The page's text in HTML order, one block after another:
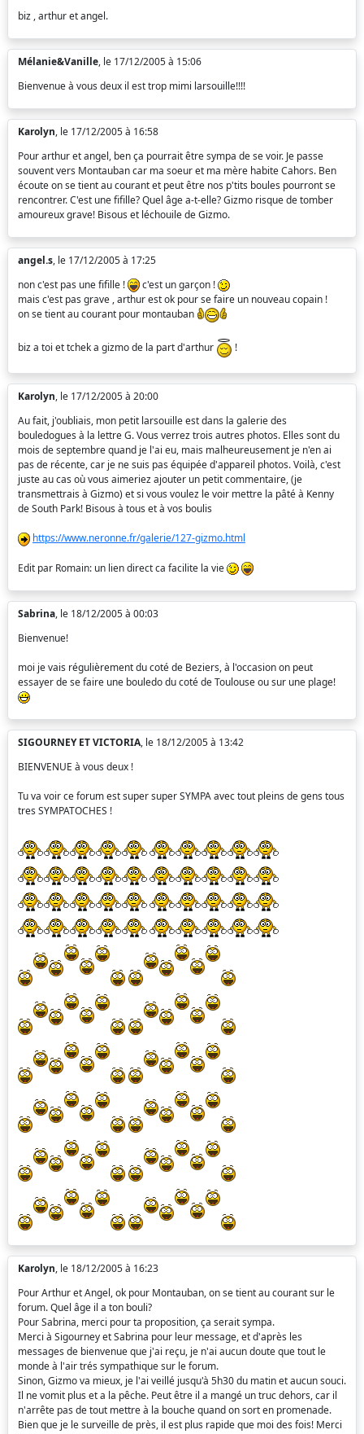
biz , arthur et angel.
Mélanie&Vanille, le 17/12/2005 à 15:06
Bienvenue à vous deux il est trop mimi larsouille!!!!
Karolyn, le 17/12/2005 à 16:58
Pour arthur et angel, ben ça pourrait être sympa de se voir. Je passe
souvent vers Montauban car ma soeur et ma mère habite Cahors. Ben
écoute on se tient au courant et peut être nos p'tits boules pourront se
rencontrer. C'est une fifille? Quel âge a-t-elle? Gizmo risque de tomber
amoureux grave! Bisous et léchouile de Gizmo.
angel.s, le 17/12/2005 à 17:25
non c'est pas une fifille !
c'est un garçon !
mais c'est pas grave , arthur est ok pour se faire un nouveau copain !
on se tient au courant pour montauban
biz a toi et tchek a gizmo de la part d'arthur !
Karolyn, le 17/12/2005 à 20:00
Au fait, j'oubliais, mon petit larsouille est dans la galerie des
bouledogues à la lettre G. Vous verrez trois autres photos. Elles sont du
mois de septembre quand je l'ai eu, mais malheureusement je n'en ai
pas de récente, car je ne suis pas équipée d'appareil photos. Voilà, c'est
juste au cas où vous aimeriez ajouter un petit commentaire, (je
transmettrais à Gizmo) et si vous voulez le voir mettre la pâté à Kenny
de South Park! Bisous à tous et à vos boulis
https://www.neronne.fr/galerie/127-gizmo.html
Edit par Romain: un lien direct ca facilite la vie
Sabrina, le 18/12/2005 à 00:03
Bienvenue!
moi je vais régulièrement du coté de Beziers, à l'occasion on peut
essayer de se faire une bouledo du coté de Toulouse ou sur une plage!
SIGOURNEY ET VICTORIA, le 18/12/2005 à 13:42
BIENVENUE à vous deux !
Tu va voir ce forum est super super SYMPA avec tout pleins de gens tous
tres SYMPATOCHES !
Karolyn, le 18/12/2005 à 16:23
Pour Arthur et Angel, ok pour Montauban, on se tient au courant sur le
forum. Quel âge il a ton bouli?
Pour Sabrina, merci pour ta proposition, ça serait sympa.
Merci à Sigourney et Sabrina pour leur message, et d'après les
messages de bienvenue que j'ai reçu, je n'ai aucun doute que tout le
monde à l'air trés sympathique sur le forum.
Sinon, Gizmo va mieux, je l'ai veillé jusqu'à 5h30 du matin et aucun souci.
Il ne vomit plus et a la pêche. Peut être il a mangé un truc dehors, car il
n'arrête pas de tout mettre à la bouche quand on sort en promenade.
Bien que je le surveille de près, il est plus rapide que moi des fois! Merci